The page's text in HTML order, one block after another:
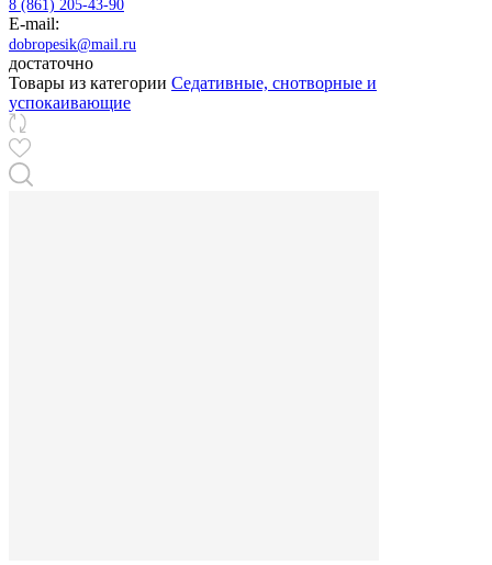
8 (861) 205-43-90
E-mail:
dobropesik@mail.ru
достаточно
Товары из категории Седативные, снотворные и
успокаивающие